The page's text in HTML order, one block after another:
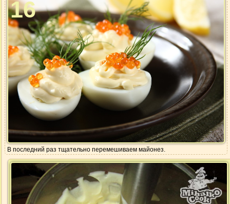
16
В последний раз тщательно перемешиваем майонез.